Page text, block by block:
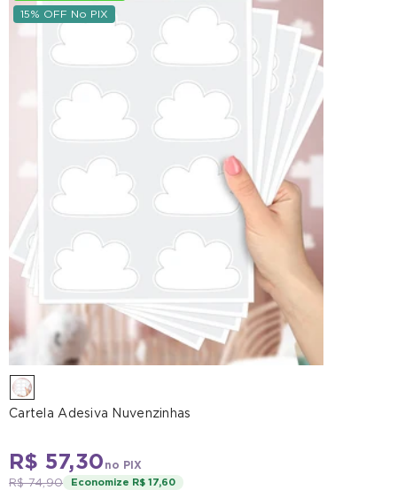
15% OFF No PIX
Cartela Adesiva Nuvenzinhas
R$ 57,30 no PIX
R$ 74,90
Economize R$ 17,60